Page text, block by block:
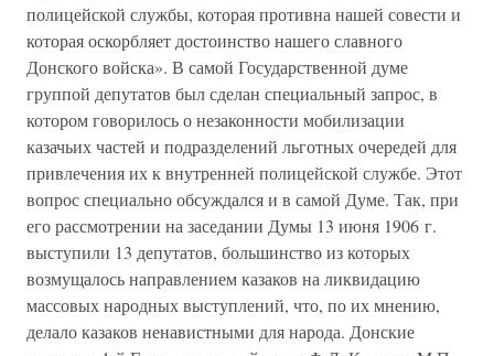
полицейской службы, которая противна нашей совести и
которая оскорбляет достоинство нашего славного
Донского войска». В самой Государственной думе
группой депутатов был сделан специальный запрос, в
котором говорилось о незаконности мобилизации
казачьих частей и подразделений льготных очередей для
привлечения их к внутренней полицейской службе. Этот
вопрос специально обсуждался и в самой Думе. Так, при
его рассмотрении на заседании Думы 13 июня 1906 г.
выступили 13 депутатов, большинство из которых
возмущалось направлением казаков на ликвидацию
массовых народных выступлений, что, по их мнению,
делало казаков ненавистными для народа. Донские